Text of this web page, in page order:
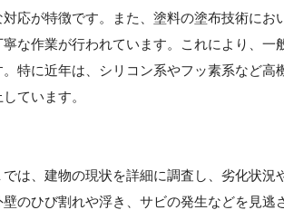
応が特徴です。また、塗料の塗布技術にお
な作業が行われています。これにより、一
特に近年は、シリコン系やフッ素系など高
ています。
は、建物の現状を詳細に調査し、劣化状況
のひび割れや浮き、サビの発生などを見逃